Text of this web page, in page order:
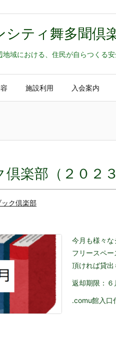
シティ舞多聞倶
域における、住民が自らつくる
施設利用 入会案内
楽部（２０２３
ック倶楽部
今月も様々な
フリースペ
頂ければ貸出
返却期限：６
.comu館入口